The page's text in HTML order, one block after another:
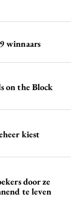
winnaars
on the Block
kiest
door ze
te leven